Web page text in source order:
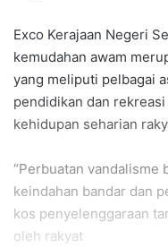
Exco Kerajaan Negeri
kemudahan awam
yang meliputi pelbagai
pendidikan dan
kehidupan seharian
“Perbuatan vandalisme
keindahan bandar dan
kos penyelenggaraan
oleh rakyat